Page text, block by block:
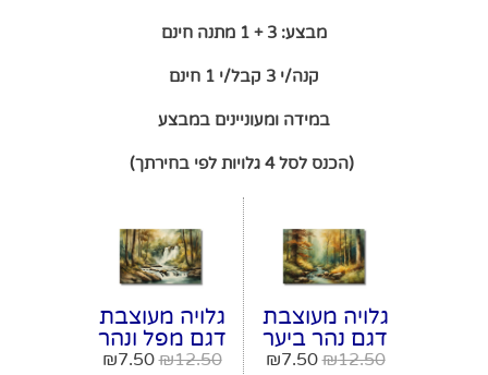
מבצע: 3 + 1 מתנה חינם
קנה/י 3 קבל/י 1 חינם
במידה ומעוניינים במבצע
(הכנס לסל 4 גלויות לפי בחירתך)
גלויה מעוצבת
דגם נהר ביער
מודל מספר 1
₪12.50
₪7.50
גלויה מעוצבת
דגם מפל ונהר
ביער מודל
₪12.50
₪7.50